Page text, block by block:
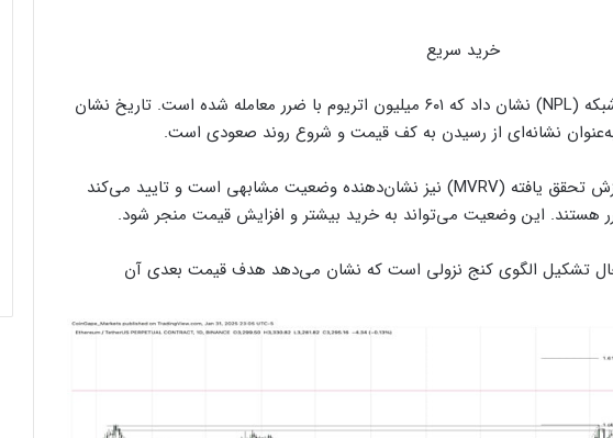
خرید سریع
در این روز، شاخص سود/ضرر واقعی شبکه (NPL) نشان داد که ۶۰۱ میلیون اتریوم با ضرر معامله شده است. تاریخ نشان
نشانه‌ای از رسیدن به کف قیمت و شروع روند صعودی است.
علاوه بر این، شاخص ارزش بازار به ارزش تحقق یافته (MVRV) نیز نشان‌دهنده وضعیت مشابهی است و تایید می‌کند
هستند. این وضعیت می‌تواند به خرید بیشتر و افزایش قیمت منجر شود.
حال تشکیل الگوی کنج نزولی است که نشان می‌دهد هدف قیمت بعدی آن